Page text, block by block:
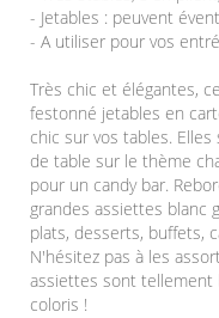
- Jetables : peuvent
- A utiliser pour vos
Très chic et élégantes,
festonné jetables en
chic sur vos tables.
de table sur le thème
pour un candy bar.
grandes assiettes blanc
plats, desserts, buffets,
N'hésitez pas à les
assiettes sont tellement
coloris !